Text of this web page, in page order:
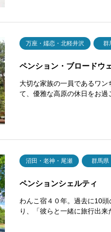
万座・嬬恋・北軽井沢 群
ペンション・ブロードウ
大切な家族の一員であるワ
て、優雅な高原の休日をお過
沼田・老神・尾瀬 群馬県
ペンションシェルティ
わんこ宿４０年。過去に10
り、「彼らと一緒に旅行出